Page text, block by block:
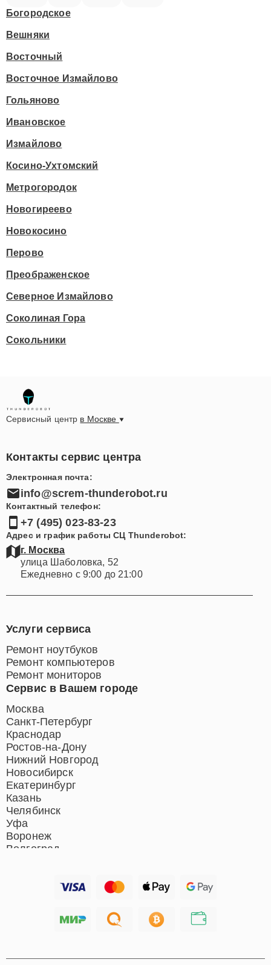
Богородское
Вешняки
Восточный
Восточное Измайлово
Гольяново
Ивановское
Измайлово
Косино-Ухтомский
Метрогородок
Новогиреево
Новокосино
Перово
Преображенское
Северное Измайлово
Соколиная Гора
Сокольники
Сервисный центр в Москве
Контакты сервис центра
Электронная почта:
info@screm-thunderobot.ru
Контактный телефон:
+7 (495) 023-83-23
Адрес и график работы СЦ Thunderobot:
г. Москва
улица Шаболовка, 52
Ежедневно с 9:00 до 21:00
Сервис в Вашем городе
Москва
Санкт-Петербург
Краснодар
Ростов-на-Дону
Нижний Новгород
Новосибирск
Екатеринбург
Казань
Челябинск
Уфа
Воронеж
Волгоград
Хабаровск
Услуги сервиса
Ремонт ноутбуков
Ремонт компьютеров
Ремонт мониторов